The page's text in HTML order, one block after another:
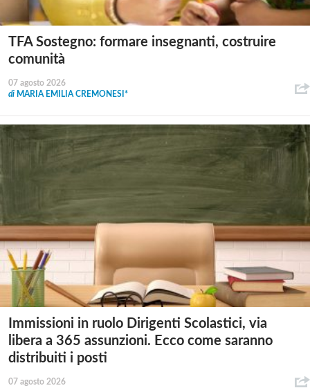
TFA Sostegno: formare insegnanti, costruire
comunità
07 agosto 2026
di MARIA EMILIA CREMONESI*
Immissioni in ruolo Dirigenti Scolastici, via
libera a 365 assunzioni. Ecco come saranno
distribuiti i posti
07 agosto 2026